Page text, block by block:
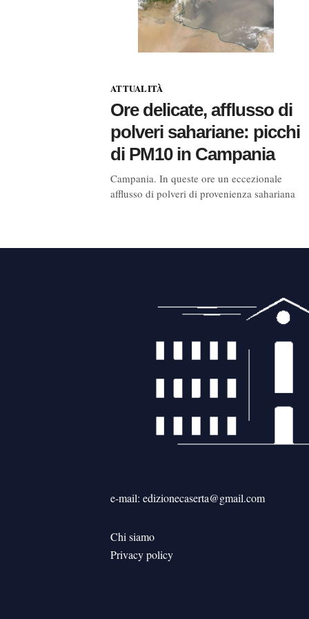
ATTUALITÀ
Ore delicate, afflusso di
polveri sahariane: picchi
di PM10 in Campania
Campania. In queste ore un eccezionale
afflusso di polveri di provenienza sahariana
e-mail: edizionecaserta@gmail.com
Chi siamo
Privacy policy